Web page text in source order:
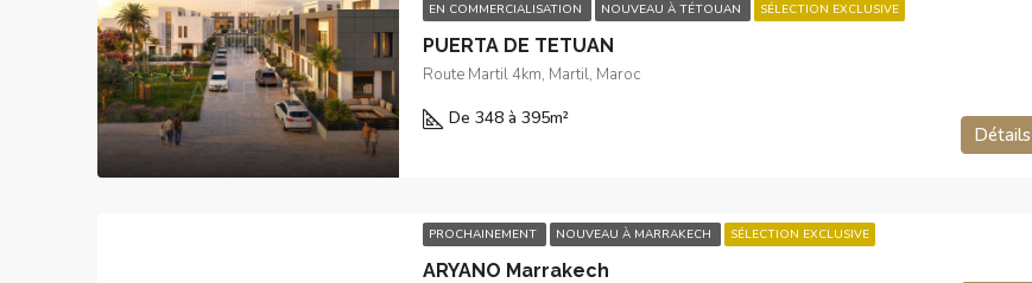
EN COMMERCIALISATION NOUVEAU À TÉTOUAN SÉLECTION EXCLUSIVE
PUERTA DE TETUAN
Route Martil 4km, Martil, Maroc
De 348 à 395m²
Détails
PROCHAINEMENT NOUVEAU À MARRAKECH SÉLECTION EXCLUSIVE
ARYANO Marrakech